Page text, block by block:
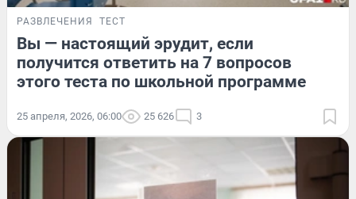
РАЗВЛЕЧЕНИЯ ТЕСТ
Вы — настоящий эрудит, если
получится ответить на 7 вопросов
этого теста по школьной программе
25 апреля, 2026, 06:00 25 626 3